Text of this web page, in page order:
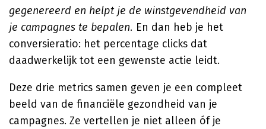
gegenereerd en helpt je de winstgevendheid van
je campagnes te bepalen. En dan heb je het
conversieratio: het percentage clicks dat
daadwerkelijk tot een gewenste actie leidt.
Deze drie metrics samen geven je een compleet
beeld van de financiële gezondheid van je
campagnes. Ze vertellen je niet alleen óf je